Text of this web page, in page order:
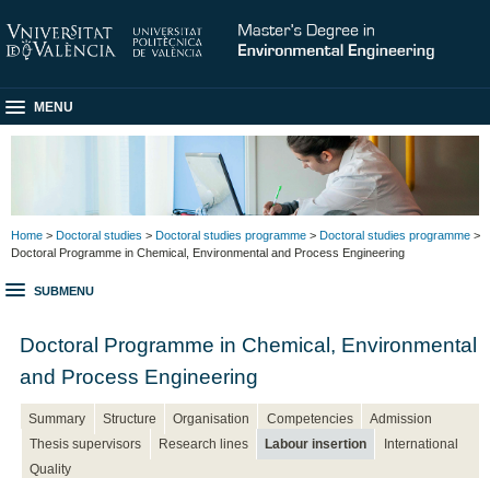
MENU
Home > Doctoral studies > Doctoral studies programme > Doctoral studies programme >
Doctoral Programme in Chemical, Environmental and Process Engineering
SUBMENU
Doctoral Programme in Chemical, Environmental
and Process Engineering
Summary Structure Organisation Competencies
Admission
Thesis supervisors
Research lines Labour insertion
International
Quality